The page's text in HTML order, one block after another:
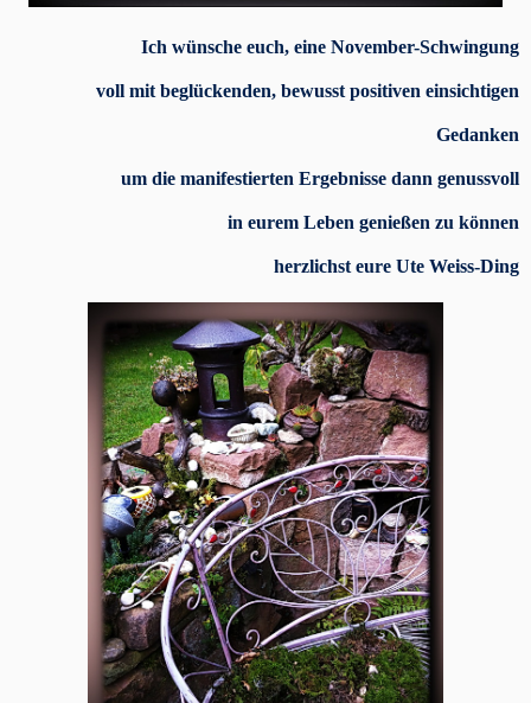
Ich wünsche euch, eine November-Schwingung
voll mit beglückenden, bewusst positiven einsichtigen
Gedanken
um die manifestierten Ergebnisse dann genussvoll
in eurem Leben genießen zu können
herzlichst eure Ute Weiss-Ding